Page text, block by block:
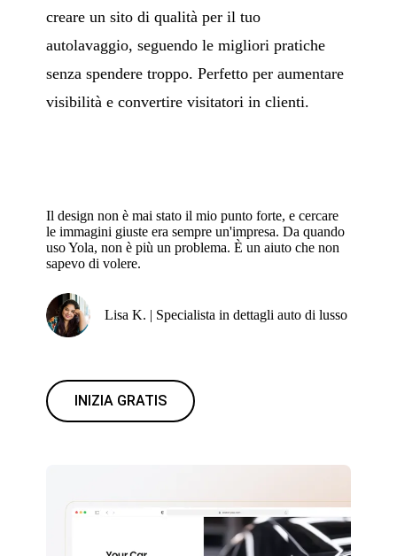
creare un sito di qualità per il tuo
autolavaggio, seguendo le migliori pratiche
senza spendere troppo. Perfetto per aumentare
visibilità e convertire visitatori in clienti.
Il design non è mai stato il mio punto forte, e cercare
le immagini giuste era sempre un'impresa. Da quando
uso Yola, non è più un problema. È un aiuto che non
sapevo di volere.
Lisa K. | Specialista in dettagli auto di lusso
INIZIA GRATIS